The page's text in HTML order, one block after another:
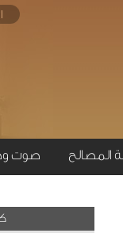
المصالح صوت